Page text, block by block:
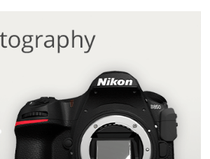
KI-Trainingsdaten Videobearbeitung